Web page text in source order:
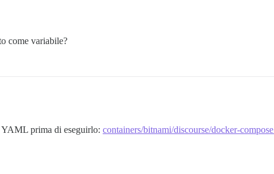
come variabile?
prima di eseguirlo: containers/bitnami/discourse/docker-